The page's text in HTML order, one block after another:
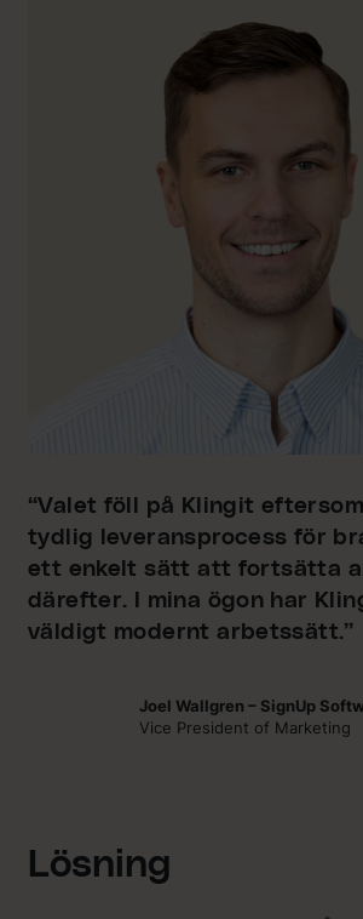
“Valet föll på Klingit
tydlig leveransprocess för
ett enkelt sätt att fortsätta
därefter. I mina ögon har
väldigt modernt arbetssätt.”
Joel Wallgren – SignUp
Vice President of Marketing
Lösning